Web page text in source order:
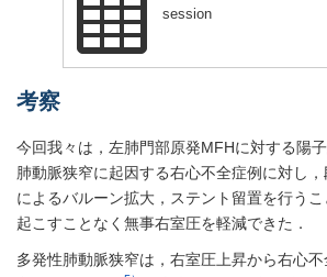
session
考察
今回我々は，左肺門部原発MFHに対する陽
肺動脈狭窄に起因する右心不全症例に対し
によるバルーン拡大，ステント留置を行う
起こすことなく無事右室圧を軽減できた．
多発性肺動脈狭窄は，右室圧上昇から右心